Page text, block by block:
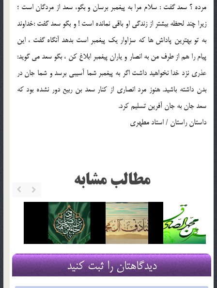
مرده ؟ سعد گفت : سلام مرا به پيغمبر برسان و بگو، سعد از مردگان است ؛
زيرا چند لحظه بيشتر از زندگي او باقي نمانده است ! و بگو سعد گفت :خداوند
به تو بهترين پاداش ها كه سزاوار يك پيغمبر است بدهد آنگاه گفت ، اين
پيام را هم از طرف من به انصار و ياران پيغمبر ابلاغ كن ، بگو سعد مي گويد:
عذري نزد خدا نخواهيد داشت اگر به پيغمبر شما آسيبي برسد و شما جان در
بدن داشته باشيد. هنوز مرد انصاري از كنار سعد بن ربيع دور نشده بود كه
سعد جان به جان آفرين تسليم كرد.
داستان راستان / استاد مطهري
مطالب مشابه
دیدگاهتان را ثبت کنید